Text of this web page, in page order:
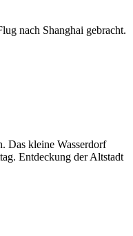
nach Shanghai gebracht.
Das kleine Wasserdorf
Entdeckung der Altstadt